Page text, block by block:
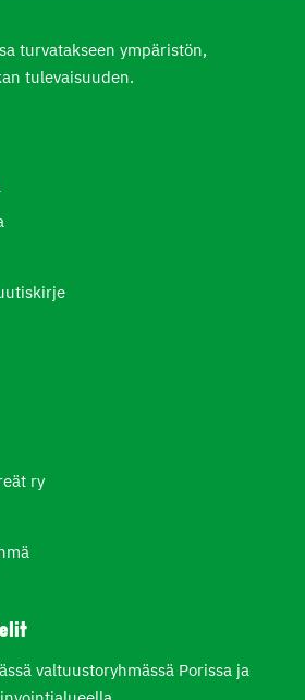
turvatakseen ympäristön,
tulevaisuuden.
ry
valtuustoryhmässä Porissa ja